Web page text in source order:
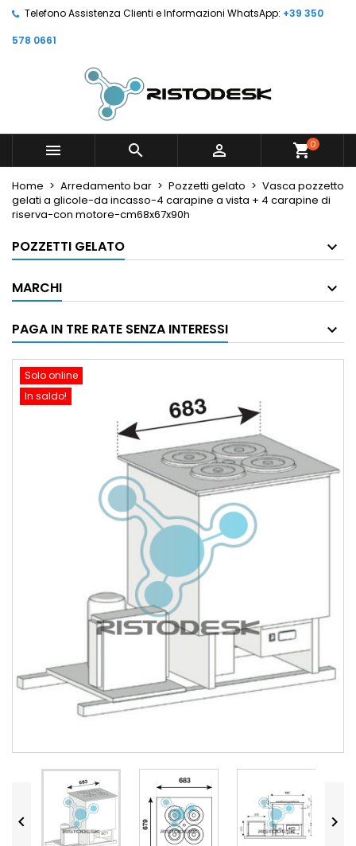
Telefono Assistenza Clienti e Informazioni WhatsApp: +39 350
578 0661
   shopping_cart0
Home Arredamento bar Pozzetti gelato
Vasca pozzetto
gelati a glicole-da incasso-4 carapine a vista + 4 carapine di
riserva-con motore-cm68x67x90h
POZZETTI GELATO
MARCHI
PAGA IN TRE RATE SENZA INTERESSI
Solo online
In saldo!
 